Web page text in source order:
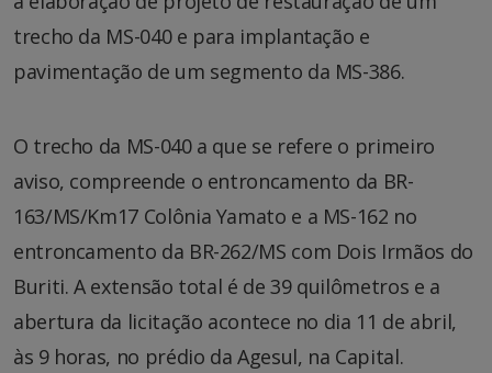
trecho da MS-040 e para implantação e
pavimentação de um segmento da MS-386.
O trecho da MS-040 a que se refere o primeiro
aviso, compreende o entroncamento da BR-
163/MS/Km17 Colônia Yamato e a MS-162 no
entroncamento da BR-262/MS com Dois Irmãos do
Buriti. A extensão total é de 39 quilômetros e a
abertura da licitação acontece no dia 11 de abril,
às 9 horas, no prédio da Agesul, na Capital.